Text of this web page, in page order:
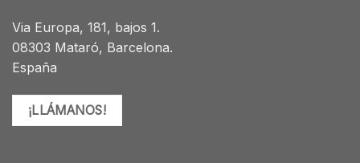
Via Europa, 181, bajos 1.
08303 Mataró, Barcelona.
España
¡LLÁMANOS!